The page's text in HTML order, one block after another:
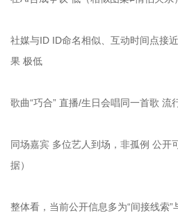
社媒与ID ID命名相似、互动时间点接
果 极低
歌曲“巧合” 直播/生日会唱同一首歌 流
同场嘉宾 多位艺人到场，非孤例 公开
据）
整体看，当前公开信息多为“间接线索”